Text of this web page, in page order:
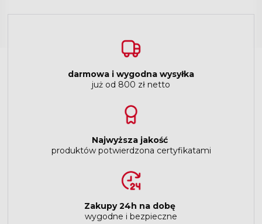
darmowa i wygodna wysyłka
już od 800 zł netto
Najwyższa jakość
produktów potwierdzona certyfikatami
Zakupy 24h na dobę
wygodne i bezpieczne